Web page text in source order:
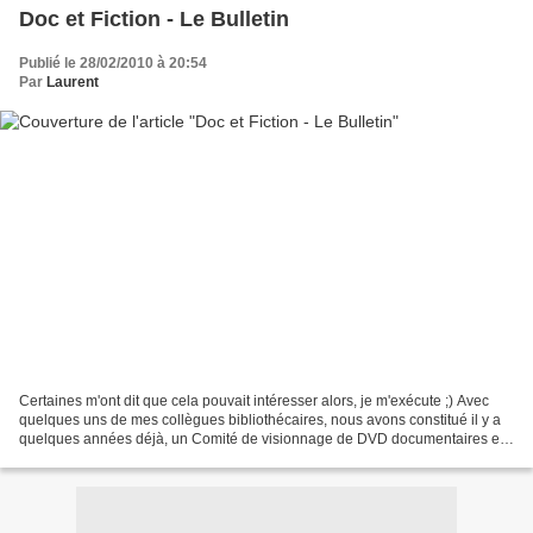
Doc et Fiction - Le Bulletin
Publié le 28/02/2010 à 20:54
Par Laurent
Certaines m'ont dit que cela pouvait intéresser alors, je m'exécute ;) Avec
quelques uns de mes collègues bibliothécaires, nous avons constitué il y a
quelques années déjà, un Comité de visionnage de DVD documentaires et